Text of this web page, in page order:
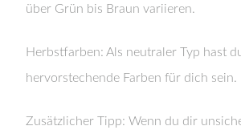
über Grün bis Braun variieren.
Herbstfarben: Als neutraler Typ hast
hervorstechende Farben für dich sein.
Zusätzlicher Tipp: Wenn du dir